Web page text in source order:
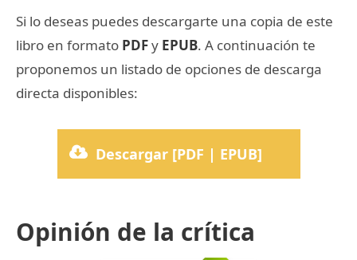
Si lo deseas puedes descargarte una copia de este
libro en formato PDFy EPUB. A continuación te
proponemos un listado de opciones de descarga
directa disponibles:
Descargar [PDF | EPUB]
Opinión de la crítica